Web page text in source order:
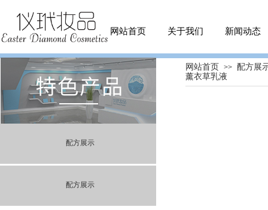
网站首页 关于我们 新闻动态
网站首页 >> 配方展
薰衣草乳液
配方展示
配方展示